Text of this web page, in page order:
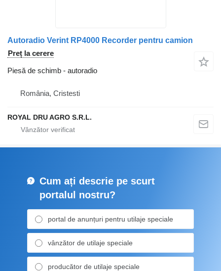
Autoradio Verint RP4000 Recorder pentru camion
Preț la cerere
Piesă de schimb - autoradio
România, Cristesti
ROYAL DRU AGRO S.R.L.
Cum ați descrie pe scurt
portalul nostru?
portal de anunțuri pentru utilaje speciale
vânzător de utilaje speciale
producător de utilaje speciale